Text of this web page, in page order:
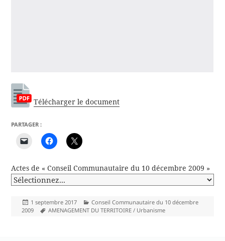
Télécharger le document
PARTAGER :
Actes de « Conseil Communautaire du 10 décembre 2009 »
Publié
le
1 septembre 2017 Catégories
Conseil Communautaire du 10 décembre
2009
Mots-
AMENAGEMENT DU TERRITOIRE / Urbanisme